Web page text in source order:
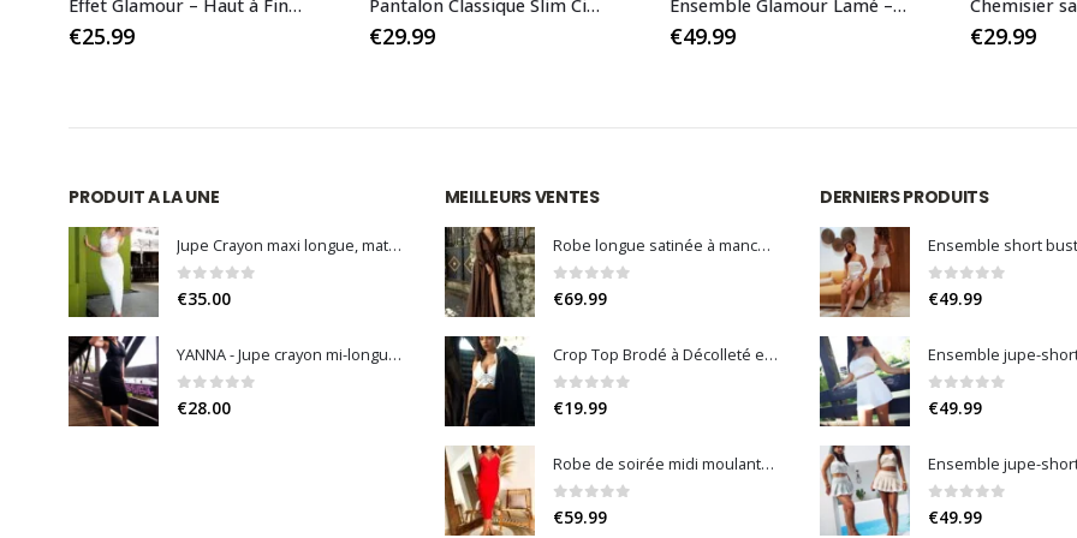
€29.99 €49.99 €29.99
PRODUIT A LA UNE
Jupe Crayon maxi longue, matiere gainante, fente sur le côté (Noir / Blanc)
0sur 5
€35.00
YANNA - Jupe crayon mi-longue matière gainante, fente arrière et fermeture invisible (Noir / Bleu Nuit / Bleu Roi)
0sur 5
€28.00
MEILLEURS VENTES
Robe longue satinée à manches longues avec une grande fente
0sur 5
€69.99
Crop Top Brodé à Décolleté en V avec Dos Élaboré et Coquilles Intégrées
0sur 5
€19.99
Robe de soirée midi moulante & gainante AMAEL – Élégance sculptante & dos nu croisé
0sur 5
€59.99
DERNIERS PRODUITS
0 sur 5
€49.99
0 sur 5
€49.99
0 sur 5
€49.99